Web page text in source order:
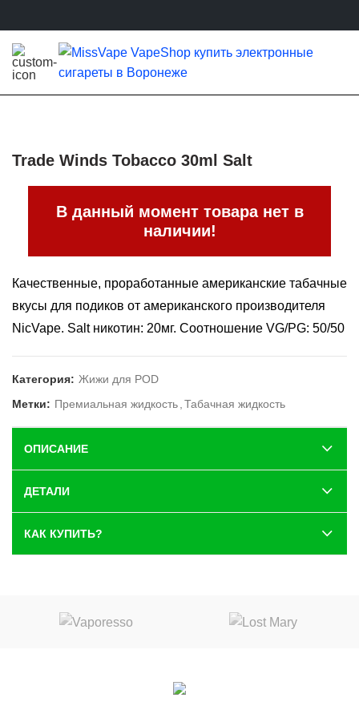
Trade Winds Tobacco 30ml Salt
В данный момент товара нет в
наличии!
Качественные, проработанные американские табачные
вкусы для подиков от американского производителя
NicVape. Salt никотин: 20мг. Соотношение VG/PG: 50/50
Категория: Жижи для POD
Метки: Премиальная жидкость Табачная жидкость
ОПИСАНИЕ
ДЕТАЛИ
КАК КУПИТЬ?